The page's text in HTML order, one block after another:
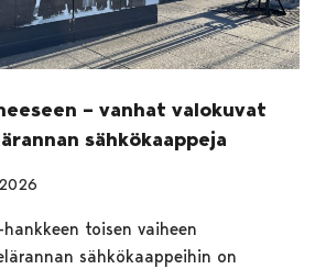
– vanhat valokuvat
sähkökaappeja
toisen vaiheen
sähkökaappeihin on